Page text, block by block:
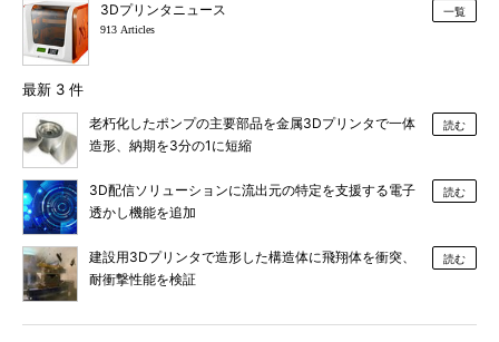
3Dプリンタニュース
913 Articles
一覧
最新 3 件
老朽化したポンプの主要部品を金属3Dプリンタで一体
造形、納期を3分の1に短縮
読む
3D配信ソリューションに流出元の特定を支援する電子
透かし機能を追加
読む
建設用3Dプリンタで造形した構造体に飛翔体を衝突、
耐衝撃性能を検証
読む